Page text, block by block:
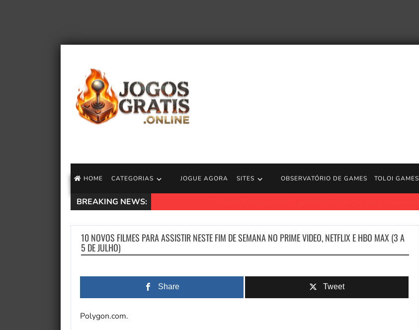
HOME CATEGORIAS JOGUE AGORA SITES OBSERVATÓRIO DE GAMES TOLOI GAMES
BREAKING NEWS:
10 NOVOS FILMES PARA ASSISTIR NESTE FIM DE SEMANA NO PRIME VIDEO, NETFLIX E HBO MAX (3 A
5 DE JULHO)
Share Tweet
Polygon.com.